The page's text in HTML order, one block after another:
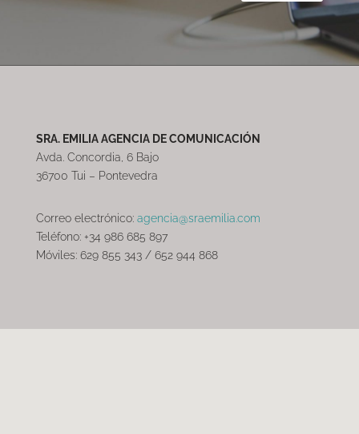
SRA. EMILIA AGENCIA DE COMUNICACIÓN
Avda. Concordia, 6 Bajo
36700 Tui – Pontevedra
Correo electrónico: agencia@sraemilia.com
Teléfono: +34 986 685 897
Móviles: 629 855 343 / 652 944 868